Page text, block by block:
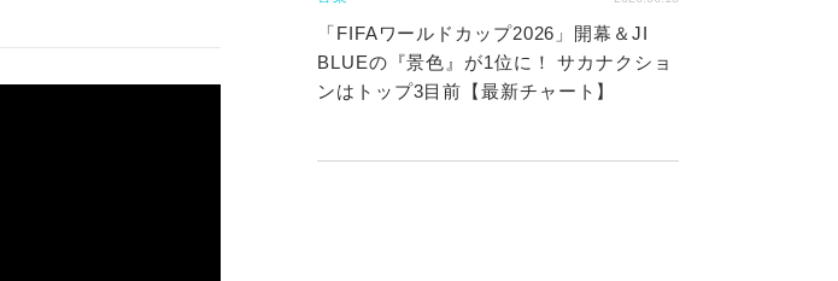
「FIFAワールドカップ2026」開幕＆JI
BLUEの『景色』が1位に！ サカナクショ
ンはトップ3目前【最新チャート】